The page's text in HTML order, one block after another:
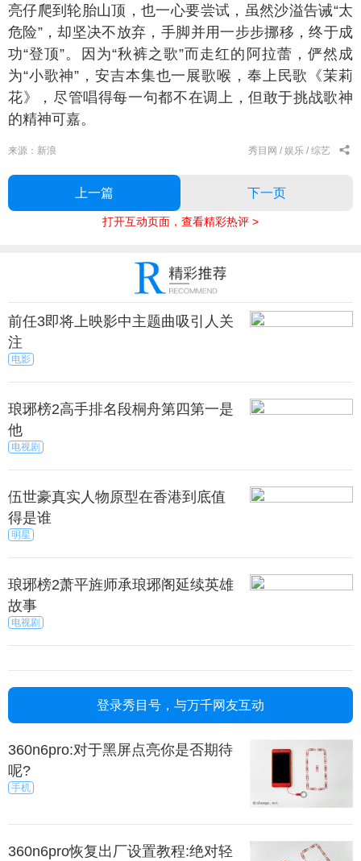
亮仔爬到轮胎山顶，也一心要尝试，虽然沙溢告诫“太
危险”，却坚决不放弃，手脚并用一步步挪移，终于成
功“登顶”。因为“秋裤之歌”而走红的阿拉蕾，俨然成
为“小歌神”，安吉本集也一展歌喉，奉上民歌《茉莉
花》，尽管唱得每一句都不在调上，但敢于挑战歌神
的精神可嘉。
来源：新浪 秀目网 / 娱乐 / 综艺
上一篇 下一页
打开互动页面，查看精彩热评 >
前任3即将上映影中主题曲吸引人关
注
电影
琅琊榜2高手排名段桐舟第四第一是
他
电视剧
伍世豪真实人物原型在香港到底值
得是谁
明星
琅琊榜2萧平旌师承琅琊阁延续英雄
故事
电视剧
登录秀目号，与万千网友互动
360n6pro:对于黑屏点亮你是否期待
呢?
手机
360n6pro恢复出厂设置教程:绝对轻